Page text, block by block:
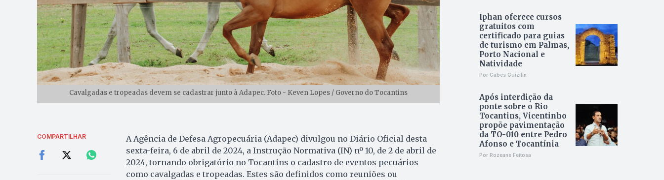
Cavalgadas e tropeadas devem se cadastrar junto à Adapec. Foto - Keven Lopes / Governo do Tocantins
COMPARTILHAR
A Agência de Defesa Agropecuária (Adapec) divulgou no Diário Oficial desta
sexta-feira, 6 de abril de 2024, a Instrução Normativa (IN) nº 10, de 2 de abril de
2024, tornando obrigatório no Tocantins o cadastro de eventos pecuários
como cavalgadas e tropeadas. Estes são definidos como reuniões ou
Iphan oferece cursos
gratuitos com
certificado para guias
de turismo em Palmas,
Porto Nacional e
Natividade
Por Gabes Guizilin
Após interdição da
ponte sobre o Rio
Tocantins, Vicentinho
propõe pavimentação
da TO-010 entre Pedro
Afonso e Tocantínia
Por Rozeane Feitosa